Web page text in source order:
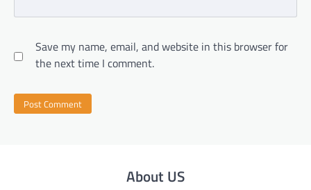
Save my name, email, and website in this browser for
the next time I comment.
About US